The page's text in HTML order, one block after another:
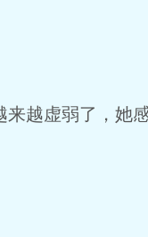
来越虚弱了，她